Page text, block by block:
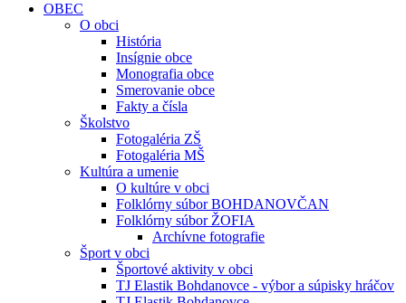
OBEC
O obci
História
Insígnie obce
Monografia obce
Smerovanie obce
Fakty a čísla
Školstvo
Fotogaléria ZŠ
Fotogaléria MŠ
Kultúra a umenie
O kultúre v obci
Folklórny súbor BOHDANOVČAN
Folklórny súbor ŽOFIA
Archívne fotografie
Šport v obci
Športové aktivity v obci
TJ Elastik Bohdanovce - výbor a súpisky hráčov